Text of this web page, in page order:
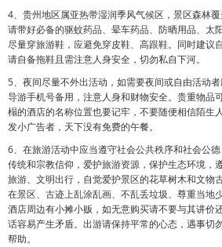
4、贵州地区属亚热带湿润季风气候区，景区森林
请带好必备的驱蚊药品、晕车药品、防晒用品、太
尽量穿旅游鞋，应避免穿皮鞋、高跟鞋。同时建议
请自备拖鞋且需注意人身安全，切勿私自下河。
5、夜间尽量不外出活动，如需要夜间或自由活动
导游手机号备用，注意人身和财物安全。贵重物品
榻的酒店的名称位置也要记牢，不要随便相信陌生
发小广告者，天下没有免费的午餐。
6、在旅游活动中应当遵守社会公共秩序和社会公
传统和宗教信仰，爱护旅游资源，保护生态环境，
旅游、文明出行，自觉爱护景区的花草树木和文物
在景区、古迹上乱涂乱画、不乱丢垃圾、尊重当地
酒店周边有小摊小贩，如无意购买请不要与其讲价
话容易产生矛盾。出游请保持平常的心态，遇事切
帮助。